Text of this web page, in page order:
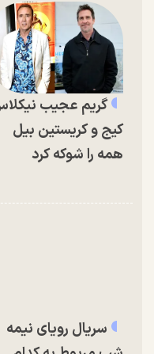
گریم عجیب
کیج و کریستین بیل
همه را شوکه کرد
سریال رویای نیمه